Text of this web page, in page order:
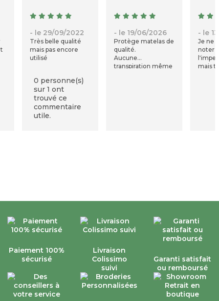
- le 29/09/2022
Très belle qualité
mais pas encore
utilisé
0 personne(s)
sur 1 ont
trouvé ce
commentaire
utile.
- le 19/06/2026
Protège matelas de
qualité.
Aucune
transpiration même
- le
Je ne
noter
mais
Paiement 100%
sécurisé
Livraison
Colissimo
suivi
Garanti satisfait
ou remboursé